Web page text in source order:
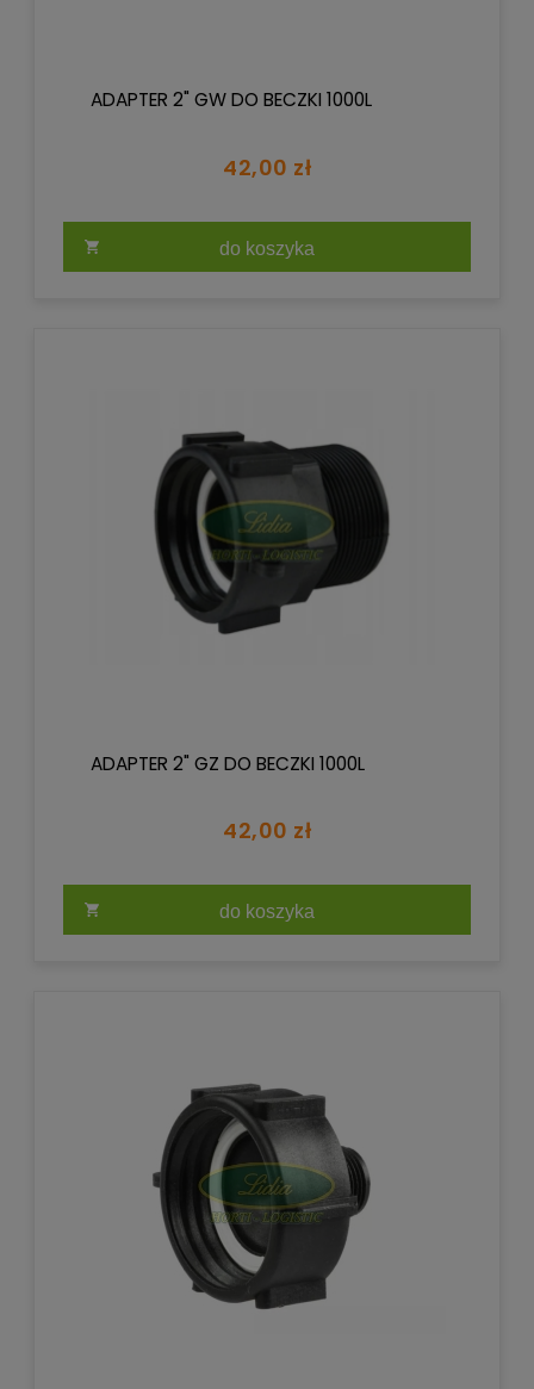
ADAPTER 2" GW DO BECZKI 1000L
42,00 zł
do koszyka
ADAPTER 2" GZ DO BECZKI 1000L
42,00 zł
do koszyka